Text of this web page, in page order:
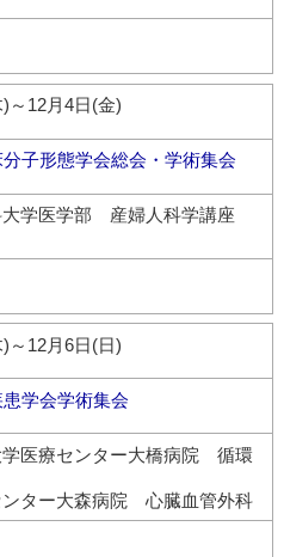
～12月4日(金)
子形態学会総会・学術集会
学医学部 産婦人科学講座
～12月6日(日)
学会学術集会
医療センター大橋病院 循環
ター大森病院 心臓血管外科